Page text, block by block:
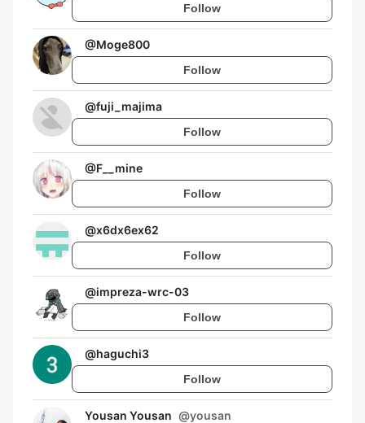
Follow
@Moge800
Follow
@fuji_majima
Follow
@F__mine
Follow
@x6dx6ex62
Follow
@impreza-wrc-03
Follow
@haguchi3
Follow
Yousan Yousan @yousan